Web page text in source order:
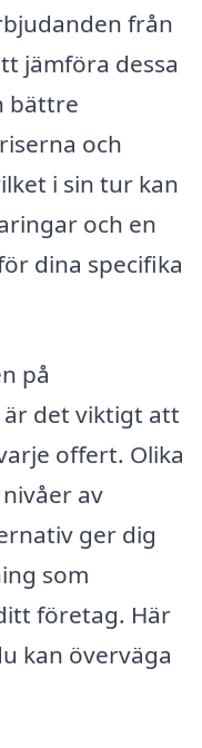
från
jämföra dessa
bättre
och
i sin tur kan
och en
dina specifika
på
är det viktigt att
offert. Olika
av
ger dig
som
företag. Här
kan överväga